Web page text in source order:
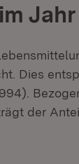
Jahr
Dies
der